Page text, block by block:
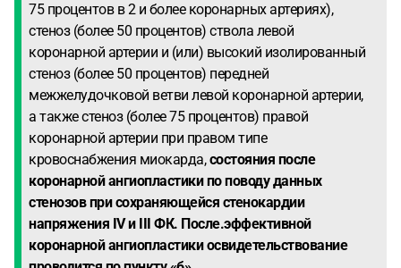
75 процентов в 2 и более коронарных артериях),
стеноз (более 50 процентов) ствола левой
коронарной артерии и (или) высокий изолированный
стеноз (более 50 процентов) передней
межжелудочковой ветви левой коронарной артерии,
а также стеноз (более 75 процентов) правой
коронарной артерии при правом типе
кровоснабжения миокарда,состояния после
коронарной ангиопластики по поводу данных
стенозов при сохраняющейся стенокардии
напряжения IV и III ФК. После.эффективной
коронарной ангиопластики освидетельствование